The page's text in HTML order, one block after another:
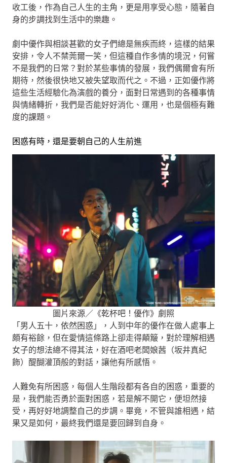
收工後，作為自己人生的主角，更是用享受心態，隨著自
身的步調找到生活中的樂趣。
劇中優作與相談甚歡的女子們總是無疾而終，這樣的結果
安排，令人不禁莞爾一笑，但這種自作多情的境況，何嘗
不是我們的日常？對於某些事情的發展，我們偶爾會有所
期待，然後很快地又被失望取而代之。不過，正如優作將
這些生活經驗化為演戲的養分，面對日常遇到的各種事情
與情緒轉折，我們是否能好好消化、運用，也是個極有難
度的課題。
困惑有時，還是要朝自己的人生前進
圖片來源／《乾杯吧！優作》劇照
「男人五十，依然困惑」，人到中年的優作在做人處事上
頗有裕餘，但在愛情這條路上卻走得顛簸，對於理解相遇
女子的想法總不得其法，好在酒吧老闆娘茜（坂井真紀
飾）醍醐灌頂般的對話，讓他有所感悟。
人難免有所困惑，每個人生階段都有各自的困惑，重要的
是，我們能否勇於面對困惑，若是解不開它，便坦然接
受，再好好地調整自己的步調。畢竟，不管與誰相遇，結
果又是如何，最終我們還是要回歸到自身。